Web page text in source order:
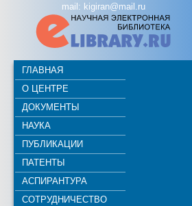
mail: kigiran@mail.ru
ГЛАВНАЯ
О ЦЕНТРЕ
ДОКУМЕНТЫ
НАУКА
ПУБЛИКАЦИИ
ПАТЕНТЫ
АСПИРАНТУРА
СОТРУДНИЧЕСТВО